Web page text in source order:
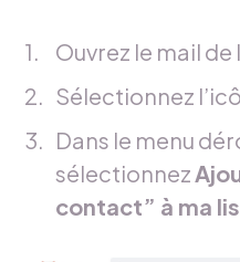
Ouvrez le mail de
Sélectionnez
Dans le menu
sélectionnez
contact” à ma